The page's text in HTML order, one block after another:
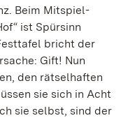
Beim Mitspiel-
ist Spürsinn
bricht der
Gift! Nun
den rätselhaften
sie sich in Acht
sie selbst, sind der